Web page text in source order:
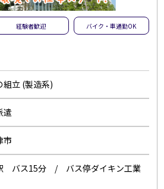
経験者歓迎 バイク・車通勤OK
組立 (製造系)
遣
市
バス15分 / バス停ダイキン工業